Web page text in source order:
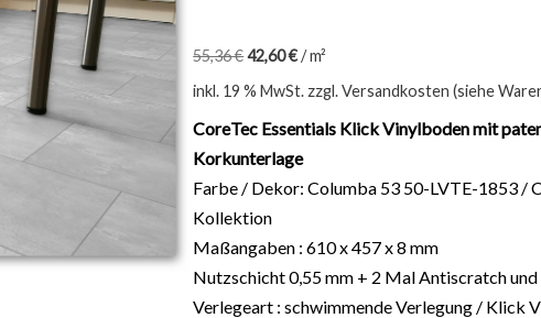
55,36€42,60€/m²
inkl. 19 % MwSt. zzgl. Versandkosten (siehe
CoreTec Essentials Klick Vinylboden mit
Korkunterlage
Farbe / Dekor: Columba 53 50-LVTE-1853 /
Kollektion
Maßangaben : 610 x 457 x 8 mm
Nutzschicht 0,55 mm + 2 Mal Antiscratch
Verlegeart : schwimmende Verlegung / Klick